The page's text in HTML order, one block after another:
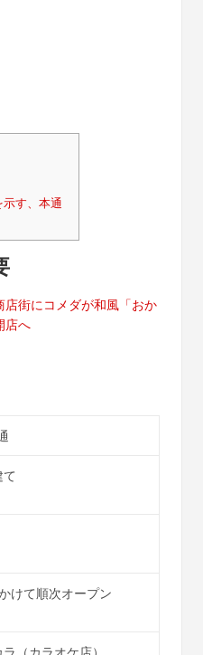
す、本通
店街にコメダが和風「おか
店へ
けて順次オープン
（カラオケ店）